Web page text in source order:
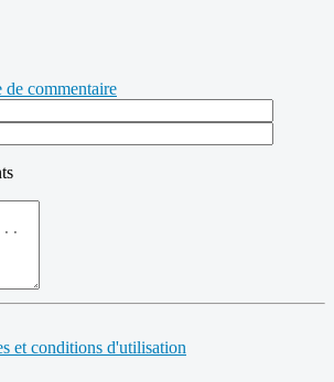
commentaire
et conditions d'utilisation